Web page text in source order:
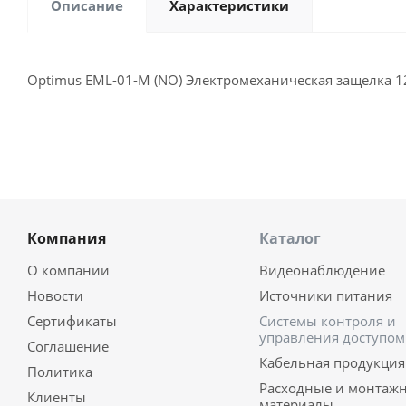
Описание Характеристики
Optimus EML-01-M (NO) Электромеханическая защелка
Компания
О компании
Новости
Сертификаты
Соглашение
Политика
Клиенты
Каталог
Видеонаблюдение
Источники питания
Системы контроля и
управления доступом
Кабельная продукция
Расходные и